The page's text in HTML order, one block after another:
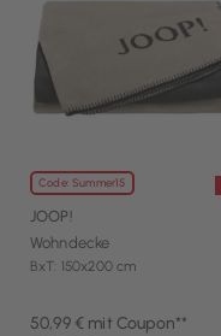
Code: Summer15
JOOP!
Wohndecke
BxT: 150x200 cm
50,99 € mit Coupon**